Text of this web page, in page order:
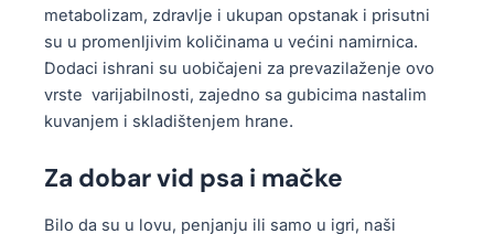
metabolizam, zdravlje i ukupan opstanak i prisutni
su u promenljivim količinama u većini namirnica.
Dodaci ishrani su uobičajeni za prevazilaženje ovo
vrste varijabilnosti, zajedno sa gubicima nastalim
kuvanjem i skladištenjem hrane.
Za dobar vid psa i mačke
Bilo da su u lovu, penjanju ili samo u igri, naši